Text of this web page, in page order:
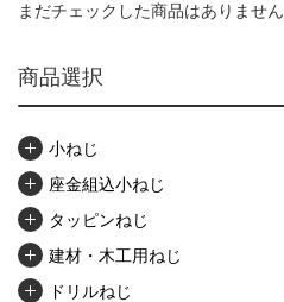
まだチェックした商品はありません
商品選択
小ねじ
座金組込小ねじ
タッピンねじ
建材・木工用ねじ
ドリルねじ